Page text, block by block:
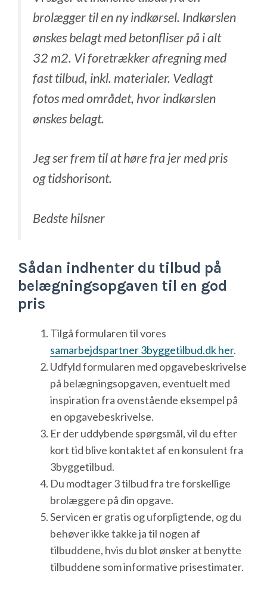
brolægger til en ny indkørsel. Indkørslen
ønskes belagt med betonfliser på i alt
32 m2. Vi foretrækker afregning med
fast tilbud, inkl. materialer. Vedlagt
fotos med området, hvor indkørslen
ønskes belagt.
Jeg ser frem til at høre fra jer med pris
og tidshorisont.
Bedste hilsner
Sådan indhenter du tilbud på
belægningsopgaven til en god
pris
Tilgå formularen til vores
samarbejdspartner 3byggetilbud.dk her.
Udfyld formularen med opgavebeskrivelse
på belægningsopgaven, eventuelt med
inspiration fra ovenstående eksempel på
en opgavebeskrivelse.
Er der uddybende spørgsmål, vil du efter
kort tid blive kontaktet af en konsulent fra
3byggetilbud.
Du modtager 3 tilbud fra tre forskellige
brolæggere på din opgave.
Servicen er gratis og uforpligtende, og du
behøver ikke takke ja til nogen af
tilbuddene, hvis du blot ønsker at benytte
tilbuddene som informative prisestimater.